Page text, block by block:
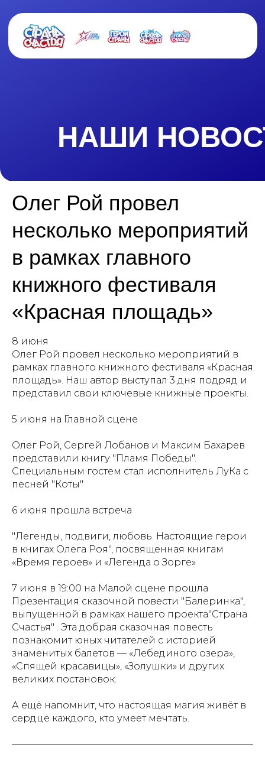
Олег Рой провел
несколько мероприятий
в рамках главного
книжного фестиваля
«Красная площадь»
8 июня
Олег Рой провел несколько мероприятий в
рамках главного книжного фестиваля «Красная
площадь». Наш автор выступал 3 дня подряд и
представил свои ключевые книжные проекты.
5 июня на Главной сцене
Олег Рой, Сергей Лобанов и Максим Бахарев
представили книгу "Пламя Победы".
Специальным гостем стал исполнитель ЛуКа с
песней "Коты"
6 июня прошла встреча
"Легенды, подвиги, любовь. Настоящие герои
в книгах Олега Роя", посвященная книгам
«Время героев» и «Легенда о Зорге»
7 июня в 19:00 на Малой сцене прошла
Презентация сказочной повести "Балеринка",
выпущенной в рамках нашего проекта"Страна
Счастья" . Эта добрая сказочная повесть
познакомит юных читателей с историей
знаменитых балетов — «Лебединого озера»,
«Спящей красавицы», «Золушки» и других
великих постановок.
А ещё напомнит, что настоящая магия живёт в
сердце каждого, кто умеет мечтать.